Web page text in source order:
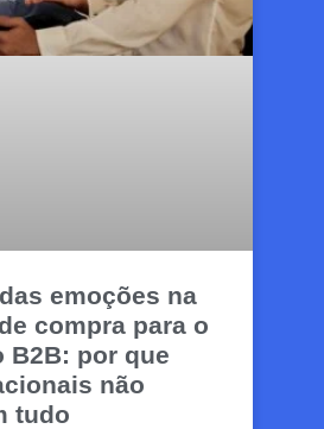
emoções na
compra para o
B2B: por que
não
tudo